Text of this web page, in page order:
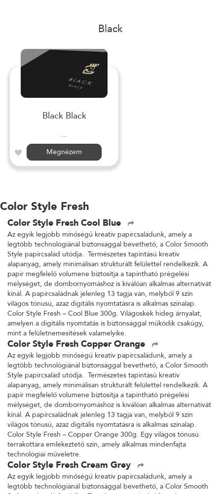
Black
Black Black
...
Megnézem
Color Style Fresh
Color Style Fresh Cool Blue
Az egyik legjobb minőségű kreatív papírcsaládunk, amely a
legtöbb technológiánál biztonsággal bevethető, a Color Smooth
Style papírcsalád utódja. Természetes tapintású kreatív
alapanyag, amely minimálisan strukturált felülettel rendelkezik. A
papír megfelelő volumene biztosítja a tapintható prégelési
mélységet, de dombornyomáshoz is kiválóan alkalmas alternatívát
kínál. A papírcsaládnak jelenleg 13 tagja van, melyből 9 szín
világos tónusú, azaz digitális nyomtatásra is alkalmas színalap.
Color Style Fresh – Cool Blue 300g. Világoskék hideg árnyalat,
amelyen a digitális nyomtatás is biztonsággal működik csakúgy,
mint a felületnemesítések valamelyike.
Color Style Fresh Copper Orange
Az egyik legjobb minőségű kreatív papírcsaládunk, amely a
legtöbb technológiánál biztonsággal bevethető, a Color Smooth
Style papírcsalád utódja. Természetes tapintású kreatív
alapanyag, amely minimálisan strukturált felülettel rendelkezik. A
papír megfelelő volumene biztosítja a tapintható prégelési
mélységet, de dombornyomáshoz is kiválóan alkalmas alternatívát
kínál. A papírcsaládnak jelenleg 13 tagja van, melyből 9 szín
világos tónusú, azaz digitális nyomtatásra is alkalmas színalap.
Color Style Fresh – Copper Orange 300g. Egy világos tónusú
terrakottára emlékeztető szín, amely alkalmas mindenfajta
technológiai műveletre.
Color Style Fresh Cream Grey
Az egyik legjobb minőségű kreatív papírcsaládunk, amely a
legtöbb technológiánál biztonsággal bevethető, a Color Smooth